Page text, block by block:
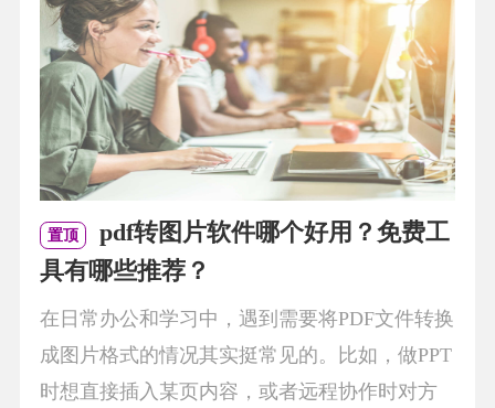
置顶
pdf转图片软件哪个好用？免费工
具有哪些推荐？
在日常办公和学习中，遇到需要将PDF文件转换
成图片格式的情况其实挺常见的。比如，做PPT
时想直接插入某页内容，或者远程协作时对方